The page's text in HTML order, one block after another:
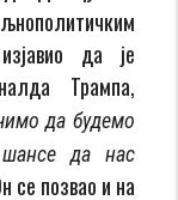
да је
Трампа,
да будемо
да нас
се позвао и на